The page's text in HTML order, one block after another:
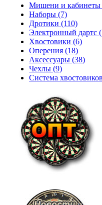
Мишени и кабинеты
Наборы (7)
Дротики (110)
Электронный дартс
Хвостовики (6)
Оперения (18)
Аксессуары (38)
Чехлы (9)
Система